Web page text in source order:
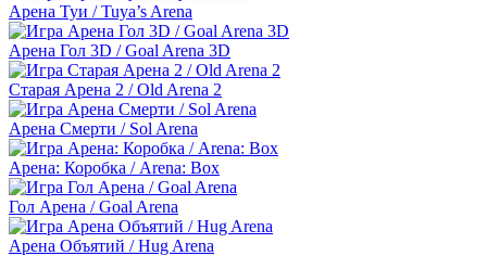
Арена Туи / Tuya’s Arena
Арена Гол 3D / Goal Arena 3D
Старая Арена 2 / Old Arena 2
Арена Смерти / Sol Arena
Арена: Коробка / Arena: Box
Гол Арена / Goal Arena
Арена Объятий / Hug Arena